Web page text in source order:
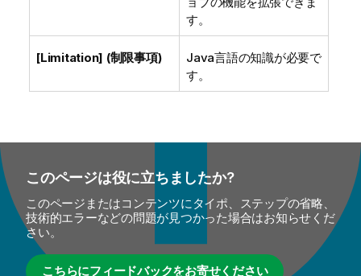
す。
[Limitation] (制限事項)
Java言語の知識が必要で
す。
このページは役に立ちましたか?
このページまたはコンテンツにタイポ、ステップの省略、
技術的エラーなどの問題が見つかった場合はお知らせくだ
さい。
こちらにフィードバックをお寄せください